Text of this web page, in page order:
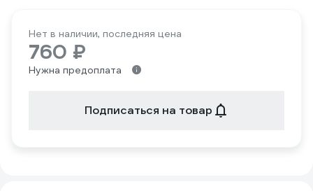
Нет в наличии, последняя цена
760 ₽
Нужна предоплата
Подписаться на товар